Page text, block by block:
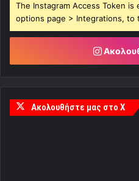
The Instagram Access Token
options page > Integrations, to
Ακολουθήστε μας στο X